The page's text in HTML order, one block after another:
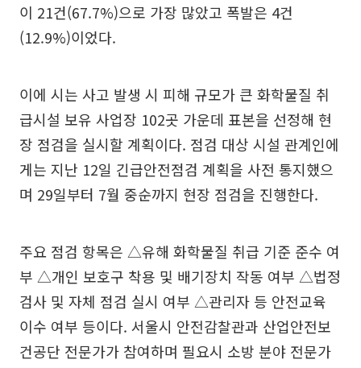
이 21건(67.7%)으로 가장 많았고 폭발은 4건
(12.9%)이었다.
이에 시는 사고 발생 시 피해 규모가 큰 화학물질 취
급시설 보유 사업장 102곳 가운데 표본을 선정해 현
장 점검을 실시할 계획이다. 점검 대상 시설 관계인에
게는 지난 12일 긴급안전점검 계획을 사전 통지했으
며 29일부터 7월 중순까지 현장 점검을 진행한다.
주요 점검 항목은 △유해 화학물질 취급 기준 준수 여
부 △개인 보호구 착용 및 배기장치 작동 여부 △법정
검사 및 자체 점검 실시 여부 △관리자 등 안전교육
이수 여부 등이다. 서울시 안전감찰관과 산업안전보
건공단 전문가가 참여하며 필요시 소방 분야 전문가